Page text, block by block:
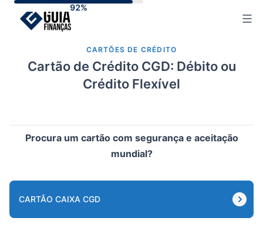
CARTÕES DE CRÉDITO
Cartão de Crédito CGD: Débito ou
Crédito Flexível
Procura um cartão com segurança e aceitação
mundial?
CARTÃO CAIXA CGD